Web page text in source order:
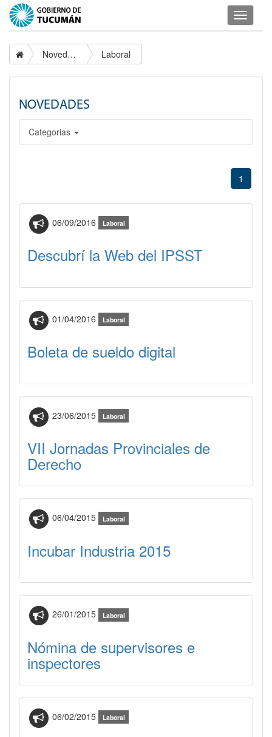
Novedades Laboral
NOVEDADES
Categorias
1
06/09/2016 Laboral
Descubrí la Web del IPSST
01/04/2016 Laboral
Boleta de sueldo digital
23/06/2015 Laboral
VII Jornadas Provinciales de
Derecho
06/04/2015 Laboral
Incubar Industria 2015
26/01/2015 Laboral
Nómina de supervisores e
inspectores
06/02/2015 Laboral